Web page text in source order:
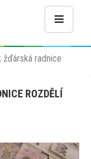
žďárská radnice
ROZDĚLÍ